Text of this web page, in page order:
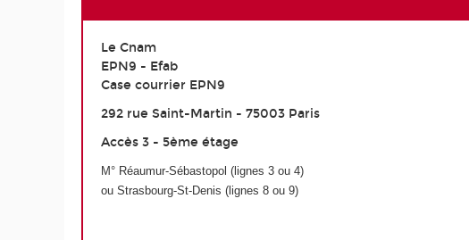
Le Cnam
EPN9 - Efab
Case courrier EPN9
292 rue Saint-Martin - 75003 Paris
Accès 3 - 5ème étage
M°Réaumur-Sébastopol (lignes 3 ou 4)
ou Strasbourg-St-Denis (lignes 8 ou 9)